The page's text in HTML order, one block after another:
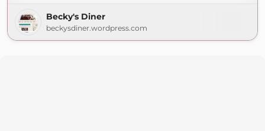
Becky's Diner
beckysdiner.wordpress.com